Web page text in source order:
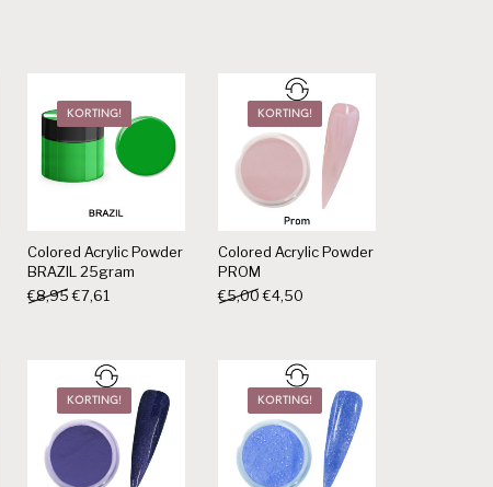
was: €13,50.
is: €12,15.
KORTING!
Colored Acrylic Powder
BRAZIL 25gram
€8,95Oorspronkelijke prijs was: €8,95.
€7,61 Huidige prijs is: €7,61.
KORTING!
Colored Acrylic Powder
PROM
€5,00Oorspronkelijke prijs was: €5,00.
€4,50
KORTING! KORTING!